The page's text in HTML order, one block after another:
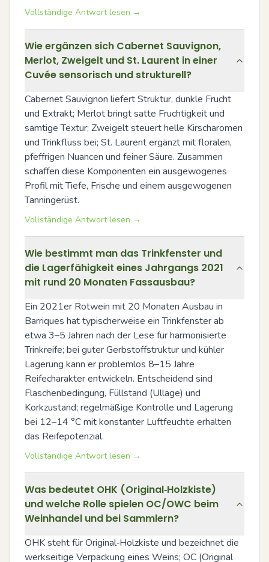
Vollständige Antwort lesen →
Wie ergänzen sich Cabernet Sauvignon,
Merlot, Zweigelt und St. Laurent in einer
Cuvée sensorisch und strukturell?
Cabernet Sauvignon liefert Struktur, dunkle Frucht
und Extrakt; Merlot bringt satte Fruchtigkeit und
samtige Textur; Zweigelt steuert helle Kirscharomen
und Trinkfluss bei; St. Laurent ergänzt mit floralen,
pfeffrigen Nuancen und feiner Säure. Zusammen
schaffen diese Komponenten ein ausgewogenes
Profil mit Tiefe, Frische und einem ausgewogenen
Tanningerüst.
Vollständige Antwort lesen →
Wie bestimmt man das Trinkfenster und
die Lagerfähigkeit eines Jahrgangs 2021
mit rund 20 Monaten Fassausbau?
Ein 2021er Rotwein mit 20 Monaten Ausbau in
Barriques hat typischerweise ein Trinkfenster ab
etwa 3–5 Jahren nach der Lese für harmonisierte
Trinkreife; bei guter Gerbstoffstruktur und kühler
Lagerung kann er problemlos 8–15 Jahre
Reifecharakter entwickeln. Entscheidend sind
Flaschenbedingung, Füllstand (Ullage) und
Korkzustand; regelmäßige Kontrolle und Lagerung
bei 12–14 °C mit konstanter Luftfeuchte erhalten
das Reifepotenzial.
Vollständige Antwort lesen →
Was bedeutet OHK (Original‑Holzkiste)
und welche Rolle spielen OC/OWC beim
Weinhandel und bei Sammlern?
OHK steht für Original‑Holzkiste und bezeichnet die
werkseitige Verpackung eines Weins; OC (Original